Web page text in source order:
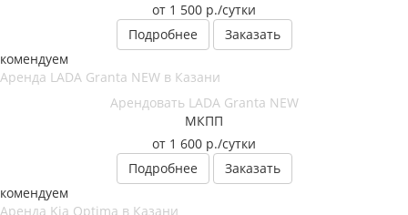
от 1 500 р./сутки
Подробнее
Заказать
Арендовать LADA Granta NEW
МКПП
от 1 600 р./сутки
Подробнее
Заказать